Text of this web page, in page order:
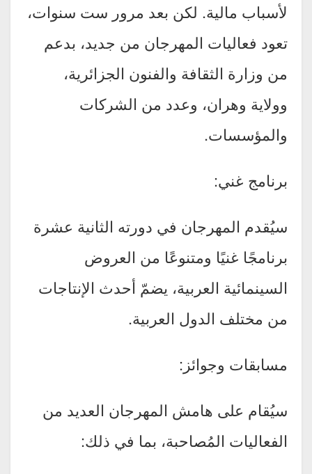
لأسباب مالية. لكن بعد مرور ست سنوات،
تعود فعاليات المهرجان من جديد، بدعم
من وزارة الثقافة والفنون الجزائرية،
وولاية وهران، وعدد من الشركات
والمؤسسات.
برنامج غني:
سيُقدم المهرجان في دورته الثانية عشرة
برنامجًا غنيًا ومتنوعًا من العروض
السينمائية العربية، يضمّ أحدث الإنتاجات
من مختلف الدول العربية.
مسابقات وجوائز:
سيُقام على هامش المهرجان العديد من
الفعاليات المُصاحبة، بما في ذلك: